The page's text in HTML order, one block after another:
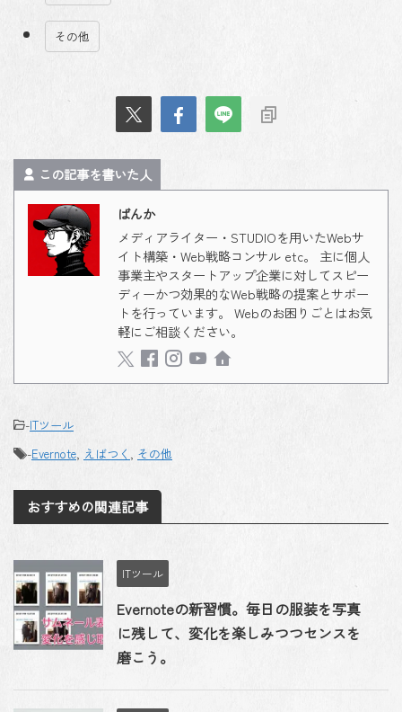
その他
この記事を書いた人
ばんか
メディアライター・STUDIOを用いたWebサ
イト構築・Web戦略コンサル etc。 主に個人
事業主やスタートアップ企業に対してスピー
ディーかつ効果的なWeb戦略の提案とサポー
トを行っています。 Webのお困りごとはお気
軽にご相談ください。
-ITツール
-Evernote えばつく その他
おすすめの関連記事
ITツール
Evernoteの新習慣。毎日の服装を写真
に残して、変化を楽しみつつセンスを
磨こう。